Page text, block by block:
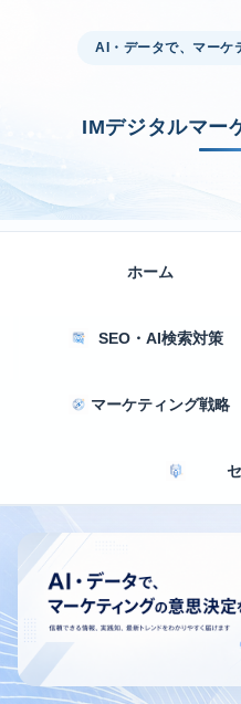
AI・データで、マーケ
IMデジタルマー
ホーム
SEO・AI検索対策
マーケティング戦略